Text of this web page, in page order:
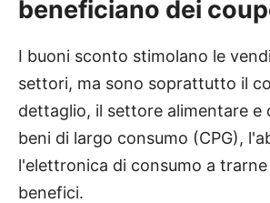
beneficiano dei
I buoni sconto stimolano le
settori, ma sono soprattutto il
dettaglio, il settore alimentare e
beni di largo consumo (CPG),
l'elettronica di consumo a
benefici.